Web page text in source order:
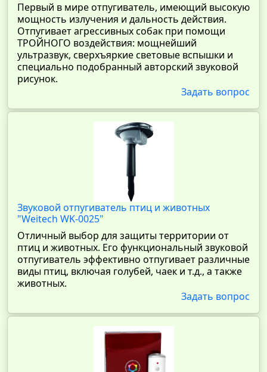
Первый в мире отпугиватель, имеющий высокую
мощность излучения и дальность действия.
Отпугивает агрессивных собак при помощи
ТРОЙНОГО воздействия: мощнейший
ультразвук, сверхъяркие световые вспышки и
специально подобранный авторский звуковой
рисунок.
Задать вопрос
Звуковой отпугиватель птиц и животных
"Weitech WK-0025"
Отличный выбор для защиты территории от
птиц и животных. Его функциональный звуковой
отпугиватель эффективно отпугивает различные
виды птиц, включая голубей, чаек и т.д., а также
животных.
Задать вопрос